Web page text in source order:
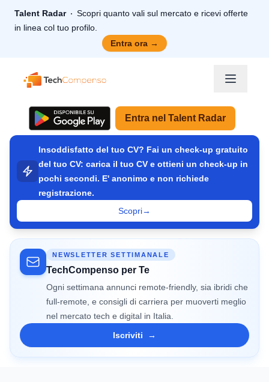
Talent Radar
Scopri quanto vali sul mercato e ricevi offerte
in linea col tuo profilo.
Entra ora →
TechCompenso
Entra nel Talent Radar
Insoddisfatto del tuo CV? Fai un check-up gratuito
del tuo CV: carica il tuo CV e ottieni un check-up in
pochi secondi. E' anonimo e non richiede
registrazione.
Scopri→
NEWSLETTER SETTIMANALE
TechCompenso per Te
Ogni settimana annunci remote-friendly, sia ibridi che
full-remote, e consigli di carriera per muoverti meglio
nel mercato tech e digital in Italia.
Iscriviti
→